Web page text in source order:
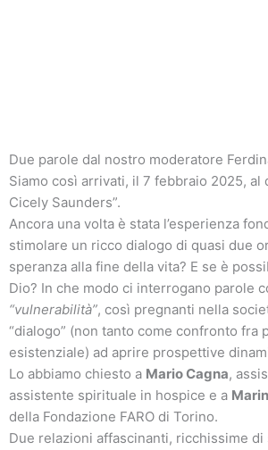
Due parole dal nostro moderatore
Siamo così arrivati, il 7 febbraio 2025,
Cicely Saunders”.
Ancora una volta è stata l’esperienza
stimolare un ricco dialogo di quasi due
speranza alla fine della vita? E se è
Dio? In che modo ci interrogano parole
“vulnerabilità”, così pregnanti nella
“dialogo” (non tanto come confronto fra
esistenziale) ad aprire prospettive
Lo abbiamo chiesto a Mario Cagna,
assistente spirituale in hospice e a
della Fondazione FARO di Torino.
Due relazioni affascinanti, ricchissime